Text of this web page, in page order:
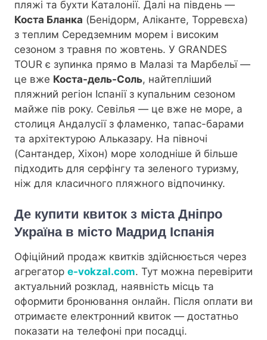
пляжі та бухти Каталонії. Далі на південь —
Коста Бланка (Бенідорм, Аліканте, Торревєха)
з теплим Середземним морем і високим
сезоном з травня по жовтень. У GRANDES
TOUR є зупинка прямо в Малазі та Марбельї —
це вже Коста-дель-Соль, найтепліший
пляжний регіон Іспанії з купальним сезоном
майже пів року. Севілья — це вже не море, а
столиця Андалусії з фламенко, тапас-барами
та архітектурою Альказару. На півночі
(Сантандер, Хіхон) море холодніше й більше
підходить для серфінгу та зеленого туризму,
ніж для класичного пляжного відпочинку.
Де купити квиток з міста Дніпро
Україна в місто Мадрид Іспанія
Офіційний продаж квитків здійснюється через
агрегатор e-vokzal.com. Тут можна перевірити
актуальний розклад, наявність місць та
оформити бронювання онлайн. Після оплати ви
отримаєте електронний квиток — достатньо
показати на телефоні при посадці.